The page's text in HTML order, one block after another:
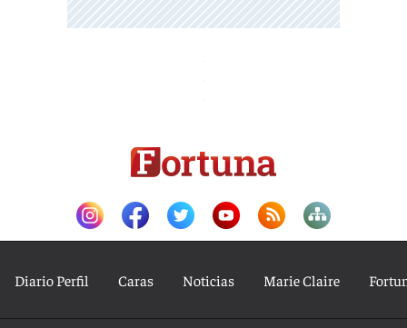
Diario Perfil Caras Noticias Marie Claire